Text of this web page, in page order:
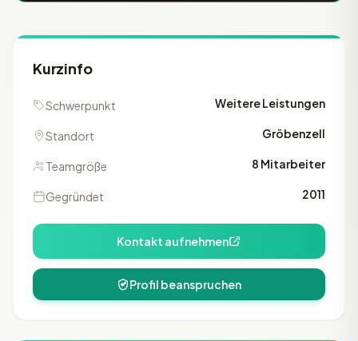
Kurzinfo
Schwerpunkt Weitere Leistungen
Standort Gröbenzell
Teamgröße 8 Mitarbeiter
Gegründet 2011
Kontakt aufnehmen
Profil beanspruchen